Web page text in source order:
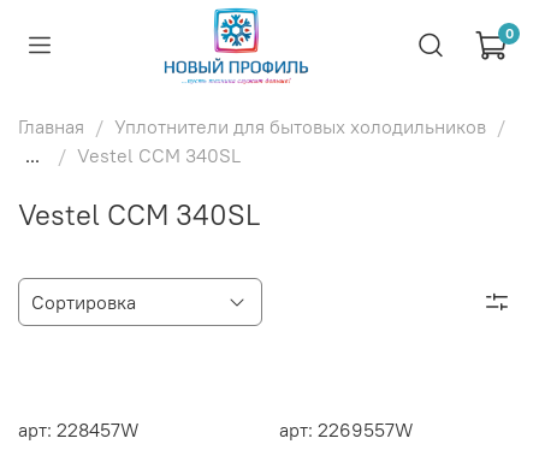
0
Главная
Уплотнители для бытовых холодильников
...
Vestel CCM 340SL
Vestel CCM 340SL
арт: 228457W арт: 2269557W